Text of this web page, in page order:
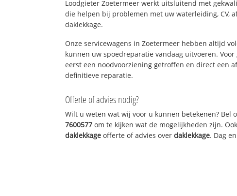
Loodgieter Zoetermeer werkt uitsluitend met
die helpen bij problemen met uw waterleiding, CV,
daklekkage.
Onze servicewagens in Zoetermeer hebben altijd
kunnen uw spoedreparatie vandaag uitvoeren.
eerst een noodvoorziening getroffen en direct een
definitieve reparatie.
Offerte of advies nodig?
Wilt u weten wat wij voor u kunnen betekenen? Bel
7600577 om te kijken wat de mogelijkheden zijn.
daklekkage offerte of advies overdaklekkage. Dag